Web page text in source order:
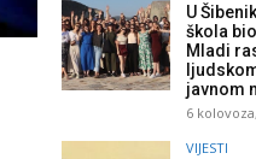
U
škola
Mladi
javnom
6
VIJESTI